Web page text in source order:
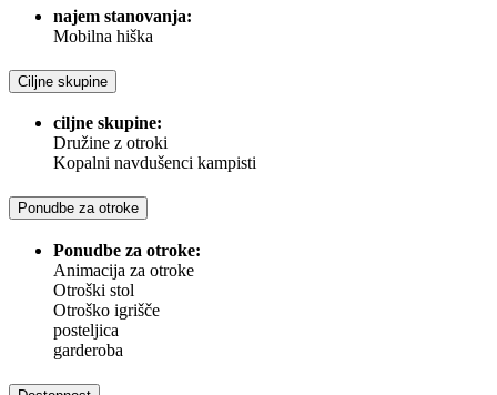
najem stanovanja:
Mobilna hiška
Ciljne skupine
ciljne skupine:
Družine z otroki
Kopalni navdušenci kampisti
Ponudbe za otroke
Ponudbe za otroke:
Animacija za otroke
Otroški stol
Otroško igrišče
posteljica
garderoba